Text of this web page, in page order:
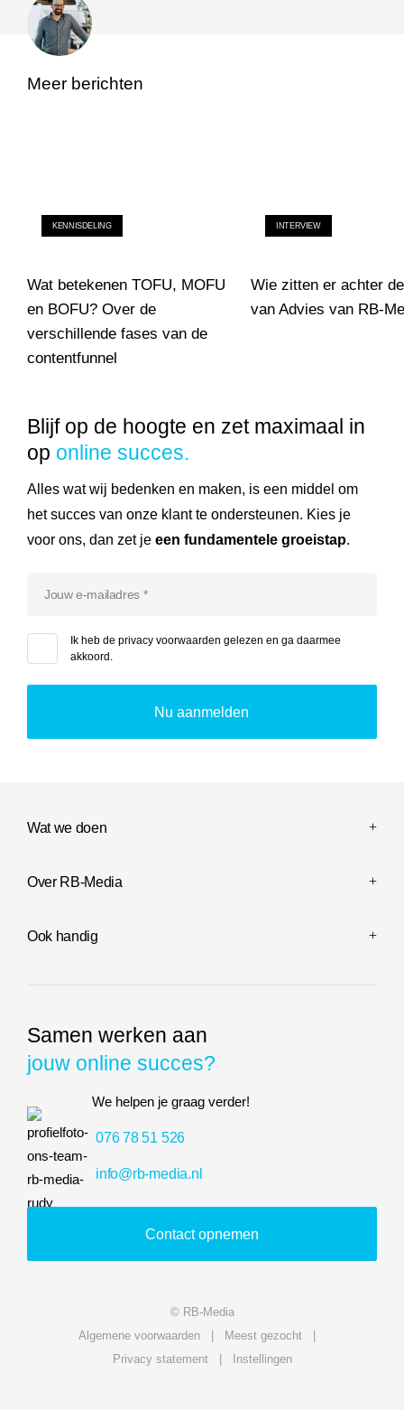
Meer berichten
KENNISDELING
Wat betekenen TOFU, MOFU
en BOFU? Over de
verschillende fases van de
contentfunnel
INTERVIEW
Wie zitten er achter
van Advies van RB-
Blijf op de hoogte en zet maximaal in
op online succes.
Alles wat wij bedenken en maken, is een middel om
het succes van onze klant te ondersteunen. Kies je
voor ons, dan zet je een fundamentele groeistap.
Ik heb de privacy voorwaarden gelezen en ga daarmee
akkoord.
Samen werken aan
jouw online succes?
We helpen je graag verder!
076 78 51 526
info@rb-media.nl
Contact opnemen
Wat we doen
Over RB-Media
Ook handig
© RB-Media
Algemene voorwaarden
Meest gezocht
Privacy statement
Instellingen